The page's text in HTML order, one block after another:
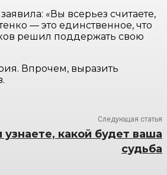
«Вы всерьез считаете,
— это единственное, что
решил поддержать свою
Впрочем, выразить
Следующая статья
какой будет ваша
судьба